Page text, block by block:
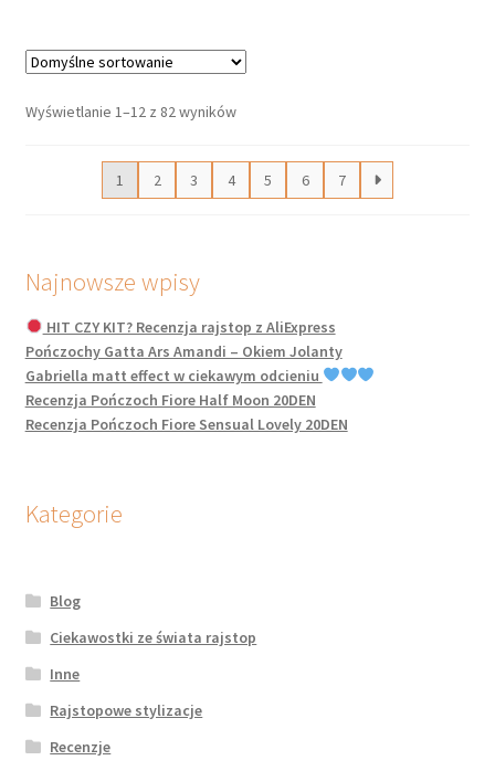
stronie
Wyświetlanie 1–12 z 82 wyników
1 2 3 4 5 6 7
Najnowsze wpisy
HIT CZY KIT? Recenzja rajstop z AliExpress
Pończochy Gatta Ars Amandi – Okiem Jolanty
Gabriella matt effect w ciekawym odcieniu
Recenzja Pończoch Fiore Half Moon 20DEN
Recenzja Pończoch Fiore Sensual Lovely 20DEN
Kategorie
Blog
Ciekawostki ze świata rajstop
Inne
Rajstopowe stylizacje
Recenzje